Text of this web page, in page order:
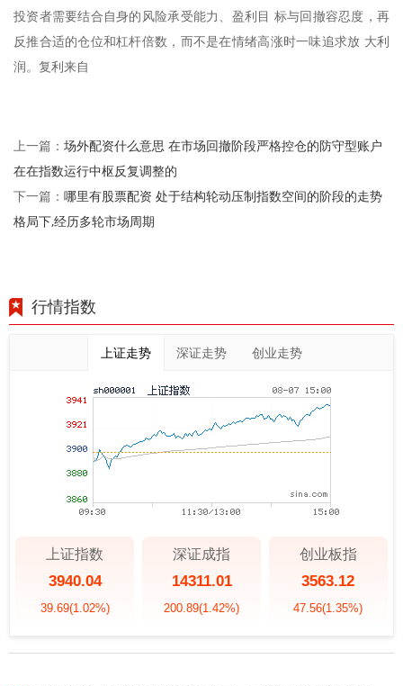
投资者需要结合自身的风险承受能力、盈利目 标与回撤容忍度，再
反推合适的仓位和杠杆倍数，而不是在情绪高涨时一味追求放 大利
润。复利来自
上一篇： 场外配资什么意思 在市场回撤阶段严格控仓的防守型账户
在在指数运行中枢反复调整的
下一篇： 哪里有股票配资 处于结构轮动压制指数空间的阶段的走势
格局下,经历多轮市场周期
行情指数
上证走势 深证走势 创业走势
上证指数
3940.04
39.69(1.02%)
深证成指
14311.01
200.89(1.42%)
创业板指
3563.12
47.56(1.35%)